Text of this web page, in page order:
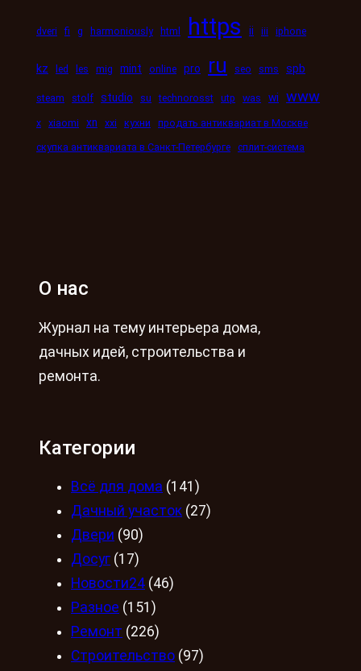
dveri fi g harmoniously html https ii iii iphone
kz led les mig mint online pro ru seo sms spb
steam stolf studio su technorosst utp was wi www
x xiaomi xn xxi кухни
продать антиквариат в Москве
скупка антиквариата в Санкт-Петербурге сплит-система
О нас
Журнал на тему интерьера дома,
дачных идей, строительства и
ремонта.
Категории
Всё для дома (141)
Дачный участок (27)
Двери (90)
Досуг (17)
Новости24 (46)
Разное (151)
Ремонт (226)
Строительство (97)